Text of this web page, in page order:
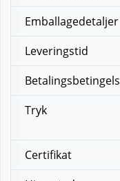
Emballagedetaljer
Leveringstid
Tryk
Certifikat